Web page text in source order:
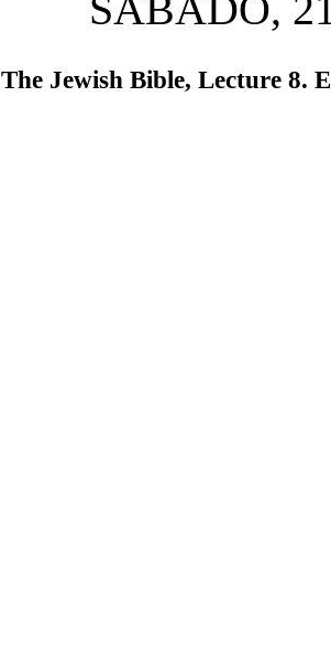
The Jewish Bible, Lecture 8.